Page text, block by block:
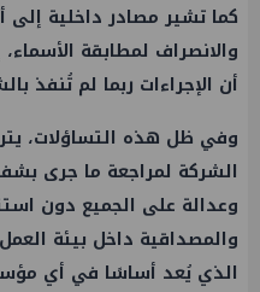
كما تشير مصادر داخلية
والانصراف لمطابقة
أن الإجراءات ربما لم تُنفذ
وفي ظل هذه التساؤلات،
الشركة لمراجعة ما جرى
وعدالة على الجميع دون
والمصداقية داخل بيئة
الذي يُعد أساسًا في أي